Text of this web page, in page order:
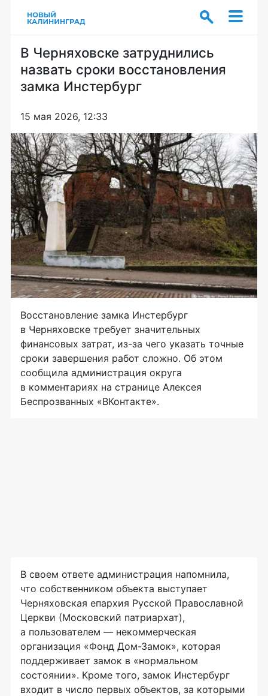
В Черняховске затруднились
назвать сроки восстановления
замка Инстербург
15 мая 2026, 12:33
Восстановление замка Инстербург
в Черняховске требует значительных
финансовых затрат, из-за чего указать точные
сроки завершения работ сложно. Об этом
сообщила администрация округа
в комментариях на странице Алексея
Беспрозванных «ВКонтакте».
В своем ответе администрация напомнила,
что собственником объекта выступает
Черняховская епархия Русской Православной
Церкви (Московский патриархат),
а пользователем — некоммерческая
организация «Фонд Дом-Замок», которая
поддерживает замок в «нормальном
состоянии». Кроме того, замок Инстербург
входит в число первых объектов, за которыми